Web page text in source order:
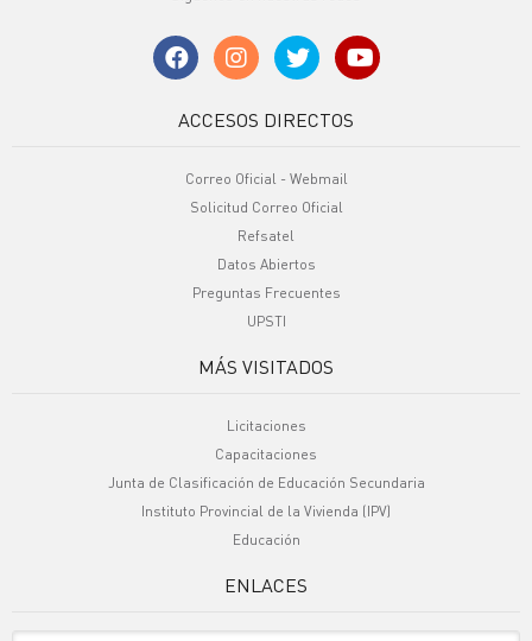
ACCESOS DIRECTOS
Correo Oficial - Webmail
Solicitud Correo Oficial
Refsatel
Datos Abiertos
Preguntas Frecuentes
UPSTI
MÁS VISITADOS
Licitaciones
Capacitaciones
Junta de Clasificación de Educación Secundaria
Instituto Provincial de la Vivienda (IPV)
Educación
ENLACES